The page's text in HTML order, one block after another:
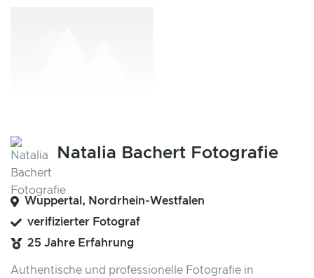
Natalia Bachert Fotografie
Wuppertal, Nordrhein-Westfalen
verifizierter Fotograf
25 Jahre Erfahrung
Authentische und professionelle Fotografie in